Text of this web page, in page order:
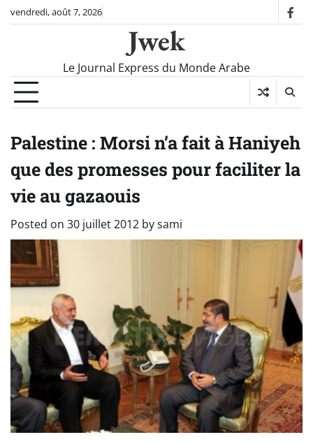
Skipvendredi, août 7, 2026
Jwek
Le Journal Express du Monde Arabe
Palestine : Morsi n’a fait à Haniyeh
que des promesses pour faciliter la
vie au gazaouis
Posted on 30 juillet 2012 bysami